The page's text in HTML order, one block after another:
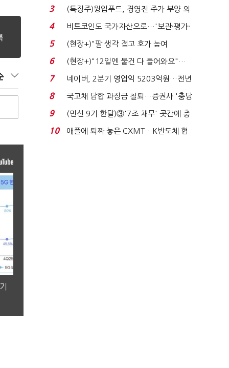
국전쟁’
3
(특징주)윙입푸드, 경영진 주가 부양 의
지에 상한가...
4
비트코인도 국가자산으로…'보관·평가·
처분' 기준은 ...
5
(현장+)"팔 생각 접고 호가 높여
요"…'덜 똘똘한 한 채' 20...
6
(현장+)"12일엔 물건 다 들어와요"…
빈 매대 채우며 문 연 ...
7
네이버, 2분기 영업익 5203억원…전년
비 0.2% 감소...
8
국고채 담합 과징금 철퇴…증권사 '충당
금 폭탄' 우려...
9
(민선 9기 한달)③'7조 채무' 곳간에 충
격…추미애, 20년...
10
애플에 퇴짜 놓은 CXMT…K반도체 협